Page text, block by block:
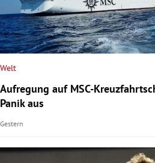
Welt
Aufregung auf MSC-
Panik aus
Gestern